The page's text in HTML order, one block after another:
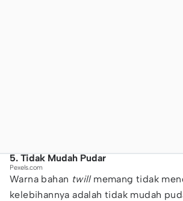
5. Tidak Mudah Pudar
Pexels.com
Warna bahan twillmemang tidak
kelebihannya adalah tidak mudah